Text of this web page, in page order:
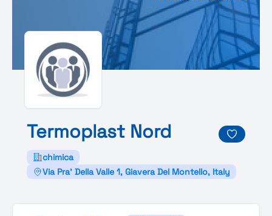
Termoplast Nord
chimica
Via Pra' Della Valle 1, Giavera Del Montello, Italy